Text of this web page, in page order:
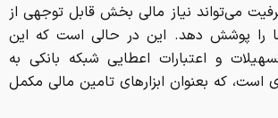
پولی، این مقام پولی بانک اشاره داشت
در شرایط کنونی با دو هدف متضاد ظاهری -
یک سو و تأمین مالی تولید از سوی دیگر -
مبنا در چنین شرایطی، اتکا به ابزارهای